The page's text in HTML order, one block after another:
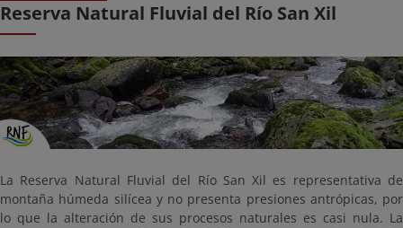
Reserva Natural Fluvial del Río San Xil
La Reserva Natural Fluvial del Río San Xil es representativa de
montaña húmeda silícea y no presenta presiones antrópicas, por
lo que la alteración de sus procesos naturales es casi nula. La